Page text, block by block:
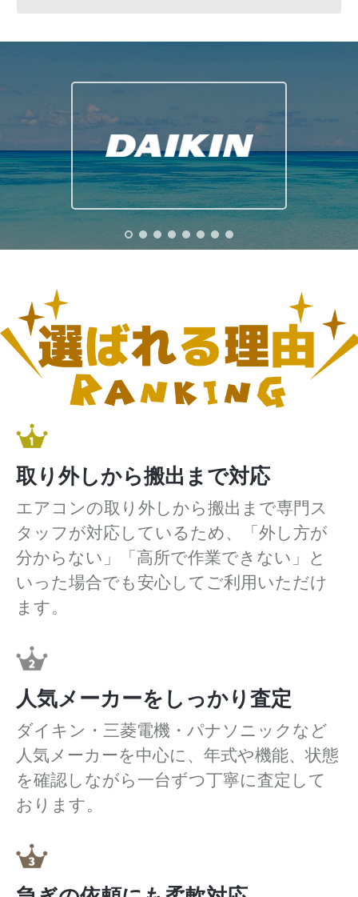
取り外しから搬出まで対応
エアコンの取り外しから搬出まで専門ス
タッフが対応しているため、「外し方が
分からない」「高所で作業できない」と
いった場合でも安心してご利用いただけ
ます。
人気メーカーをしっかり査定
ダイキン・三菱電機・パナソニックなど
人気メーカーを中心に、年式や機能、状態
を確認しながら一台ずつ丁寧に査定して
おります。